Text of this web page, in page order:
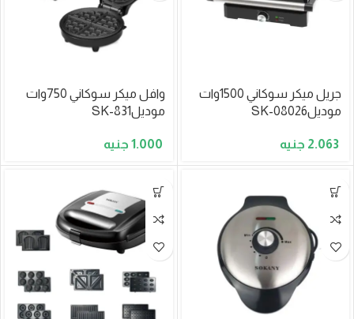
جريل ميكر سوكاني 1500وات
موديلSK-08026
2.063
وافل ميكر سوكاني 750وات
موديلSK-831
1.000